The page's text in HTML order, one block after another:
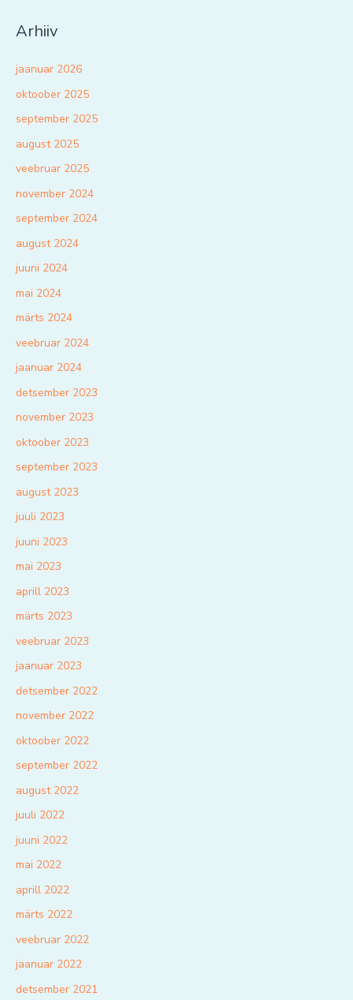
Arhiiv
jaanuar 2026
oktoober 2025
september 2025
august 2025
veebruar 2025
november 2024
september 2024
august 2024
juuni 2024
mai 2024
märts 2024
veebruar 2024
jaanuar 2024
detsember 2023
november 2023
oktoober 2023
september 2023
august 2023
juuli 2023
juuni 2023
mai 2023
aprill 2023
märts 2023
veebruar 2023
jaanuar 2023
detsember 2022
november 2022
oktoober 2022
september 2022
august 2022
juuli 2022
juuni 2022
mai 2022
aprill 2022
märts 2022
veebruar 2022
jaanuar 2022
detsember 2021